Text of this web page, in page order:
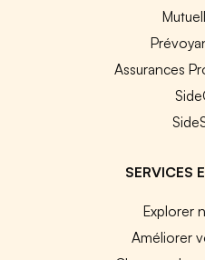
Assurances
SERVICES
Explorer
Améliorer